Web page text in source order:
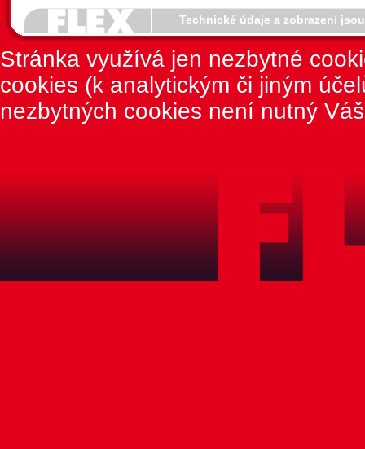
Technické údaje a zobrazení
Stránka využívá jen nezbytné
cookies (k analytickým či jiným
nezbytných cookies není nutný